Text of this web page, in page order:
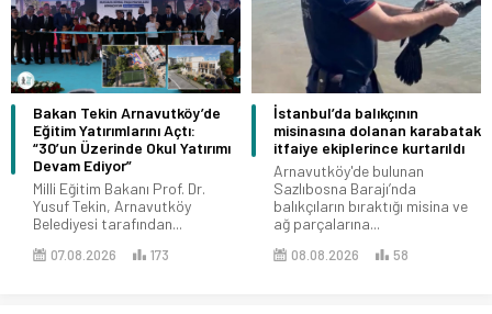
Bakan Tekin Arnavutköy’de
Eğitim Yatırımlarını Açtı:
“30’un Üzerinde Okul Yatırımı
Devam Ediyor”
Milli Eğitim Bakanı Prof. Dr.
Yusuf Tekin, Arnavutköy
Belediyesi tarafından...
07.08.2026 173
İstanbul’da balıkçının
misinasına dolanan karabatak
itfaiye ekiplerince kurtarıldı
Arnavutköy'de bulunan
Sazlıbosna Barajı’nda
balıkçıların bıraktığı misina ve
ağ parçalarına...
08.08.2026 58